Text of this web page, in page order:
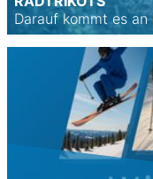
Darauf kommt es an